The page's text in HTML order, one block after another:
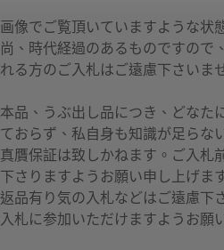
画像でご覧頂いていますような状
尚、時代経過のあるものですので
れる方のご入札はご遠慮下さいま
本品、うぶ出し品につき、どなた
ておらず、私自身も知識が足らな
真贋保証は致しかねます。ご入札
下さりますようお願い申し上げま
返品有り気の入札などはご遠慮下
入札に参加いただけますようお願